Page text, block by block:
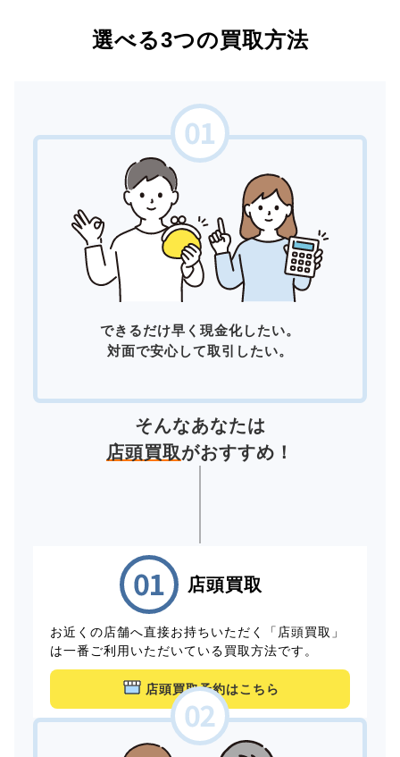
選べる3つの買取方法
できるだけ早く現金化したい。
対面で安心して取引したい。
そんなあなたは
店頭買取がおすすめ！
店頭買取
お近くの店舗へ直接お持ちいただく「店頭買取」
は一番ご利用いただいている買取方法です。
店頭買取予約はこちら